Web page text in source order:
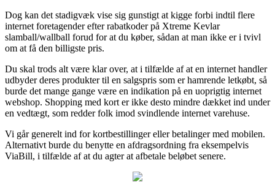
Dog kan det stadigvæk vise sig gunstigt at kigge forbi indtil flere
internet foretagender efter rabatkoder på Xtreme Kevlar
slamball/wallball forud for at du køber, sådan at man ikke er i tvivl
om at få den billigste pris.
Du skal trods alt være klar over, at i tilfælde af at en internet handler
udbyder deres produkter til en salgspris som er hamrende letkøbt, så
burde det mange gange være en indikation på en uoprigtig internet
webshop. Shopping med kort er ikke desto mindre dækket ind under
en vedtægt, som redder folk imod svindlende internet varehuse.
Vi går generelt ind for kortbestillinger eller betalinger med mobilen.
Alternativt burde du benytte en afdragsordning fra eksempelvis
ViaBill, i tilfælde af at du agter at afbetale beløbet senere.